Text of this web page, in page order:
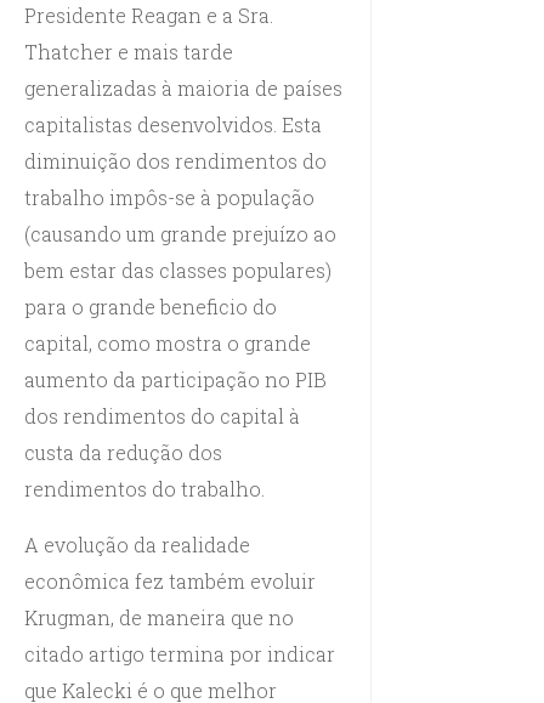
Presidente Reagan e a Sra.
Thatcher e mais tarde
generalizadas à maioria de países
capitalistas desenvolvidos. Esta
diminuição dos rendimentos do
trabalho impôs-se à população
(causando um grande prejuízo ao
bem estar das classes populares)
para o grande beneficio do
capital, como mostra o grande
aumento da participação no PIB
dos rendimentos do capital à
custa da redução dos
rendimentos do trabalho.
A evolução da realidade
econômica fez também evoluir
Krugman, de maneira que no
citado artigo termina por indicar
que Kalecki é o que melhor